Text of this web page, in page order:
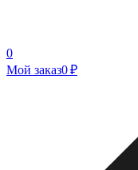
0
Мой заказ0 ₽